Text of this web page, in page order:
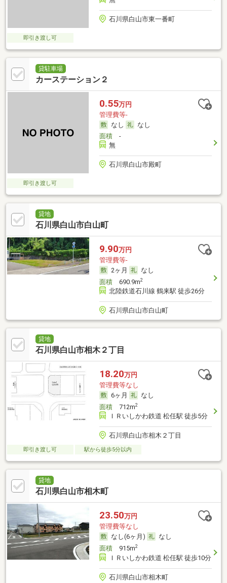
石川県白山市東一番町
即引き渡し可
貸駐車場
カーステーション２
0.55万円
管理費等-
なし
なし
面積-
無
石川県白山市殿町
即引き渡し可
貸地
石川県白山市白山町
9.90万円
管理費等-
2ヶ月
なし
面積690.9m2
北陸鉄道石川線 鶴来駅 徒歩26分
石川県白山市白山町
貸地
石川県白山市相木２丁目
18.20万円
管理費等なし
6ヶ月
なし
面積712m2
ＩＲいしかわ鉄道 松任駅 徒歩5分
石川県白山市相木２丁目
即引き渡し可 駅から徒歩5分以内
貸地
石川県白山市相木町
23.50万円
管理費等なし
なし(6ヶ月)
なし
面積915m2
ＩＲいしかわ鉄道 松任駅 徒歩10分
石川県白山市相木町